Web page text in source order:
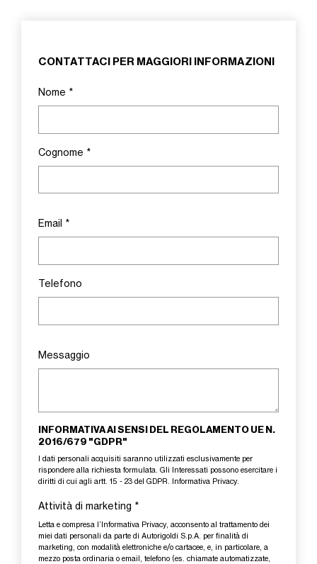
CONTATTACI PER MAGGIORI INFORMAZIONI
Nome *
Cognome *
Email *
Telefono
Messaggio
INFORMATIVA AI SENSI DEL REGOLAMENTO UE N.
2016/679 "GDPR"
I dati personali acquisiti saranno utilizzati esclusivamente per
rispondere alla richiesta formulata. Gli Interessati possono esercitare i
diritti di cui agli artt. 15 - 23 del GDPR. Informativa Privacy.
Attività di marketing *
Letta e compresa l’Informativa Privacy, acconsento al trattamento dei
miei dati personali da parte di Autorigoldi S.p.A. per finalità di
marketing, con modalità elettroniche e/o cartacee, e, in particolare, a
mezzo posta ordinaria o email, telefono (es. chiamate automatizzate,